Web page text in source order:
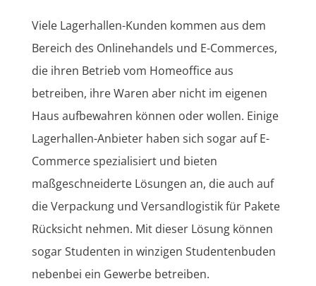
Viele Lagerhallen-Kunden kommen aus dem
Bereich des Onlinehandels und E-Commerces,
die ihren Betrieb vom Homeoffice aus
betreiben, ihre Waren aber nicht im eigenen
Haus aufbewahren können oder wollen. Einige
Lagerhallen-Anbieter haben sich sogar auf E-
Commerce spezialisiert und bieten
maßgeschneiderte Lösungen an, die auch auf
die Verpackung und Versandlogistik für Pakete
Rücksicht nehmen. Mit dieser Lösung können
sogar Studenten in winzigen Studentenbuden
nebenbei ein Gewerbe betreiben.